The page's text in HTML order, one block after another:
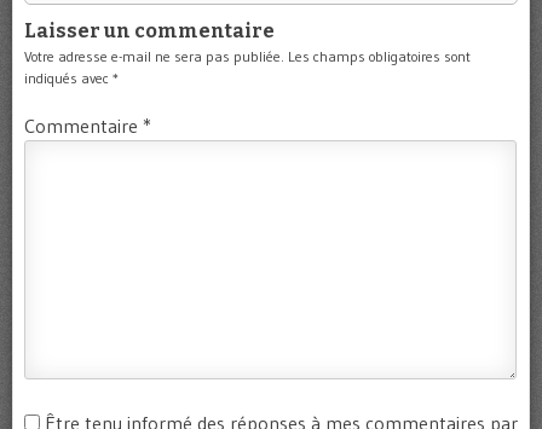
Laisser un commentaire
Votre adresse e-mail ne sera pas publiée. Les champs obligatoires sont
indiqués avec *
Commentaire *
Être tenu informé des réponses à mes commentaires par